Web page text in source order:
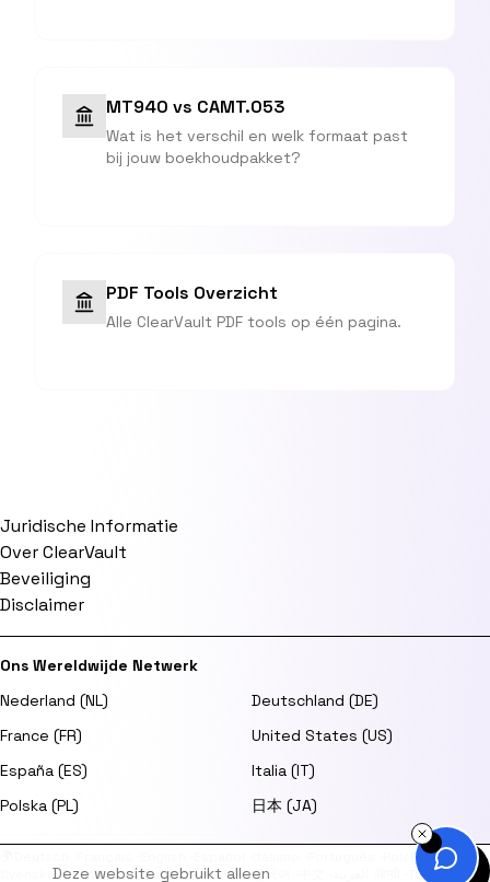
MT940 vs CAMT.053
Wat is het verschil en welk formaat past
bij jouw boekhoudpakket?
PDF Tools Overzicht
Alle ClearVault PDF tools op één pagina.
Juridische Informatie
Over ClearVault
Beveiliging
Disclaimer
Ons Wereldwijde Netwerk
Nederland (NL)
Deutschland (DE)
France (FR)
United States (US)
España (ES)
Italia (IT)
Polska (PL)
日本 (JA)
Polski ·
Svenska ·Dansk ·Norsk · Suomi ·日本語 ·한국어 Türkçe
Deze website gebruikt alleen